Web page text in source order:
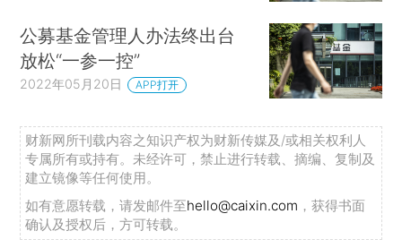
公募基金管理人办法终出台
放松“一参一控”
2022年05月20日 APP打开
财新网所刊载内容之知识产权为财新传媒及/或相关权利人
专属所有或持有。未经许可，禁止进行转载、摘编、复制及
建立镜像等任何使用。
如有意愿转载，请发邮件至hello@caixin.com ，获得书面
确认及授权后，方可转载。